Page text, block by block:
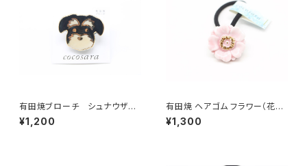
有田焼ブローチ シュナウザー
（ブラック×ベージュ×ゴールド）
¥1,200
有田焼 ヘアゴム フラワー（花芯
金彩） ピンク
¥1,300